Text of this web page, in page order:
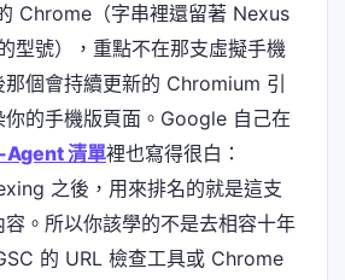
Chrome（字串裡還留著 Nexus
型號），重點不在那支虛擬手機
個會持續更新的 Chromium 引
的手機版頁面。Google 自己在
Agent 清單裡也寫得很白：
之後，用來排名的就是這支
。所以你該學的不是去相容十年
的 URL 檢查工具或 Chrome